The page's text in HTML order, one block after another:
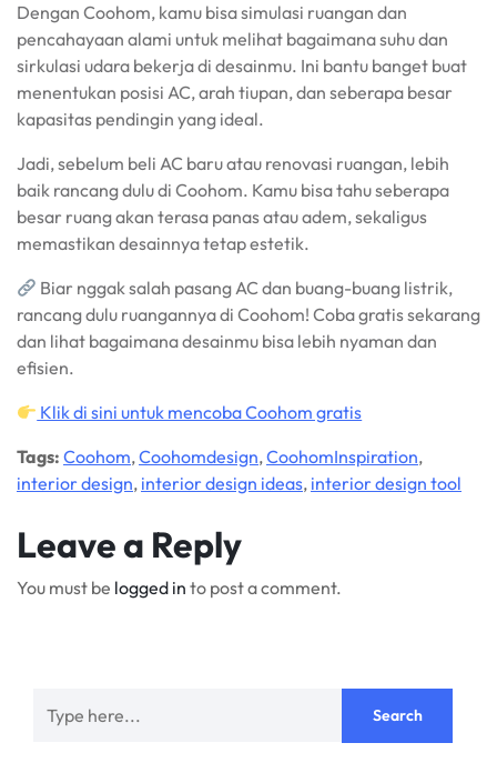
Dengan Coohom, kamu bisa simulasi ruangan dan
pencahayaan alami untuk melihat bagaimana suhu dan
sirkulasi udara bekerja di desainmu. Ini bantu banget buat
menentukan posisi AC, arah tiupan, dan seberapa besar
kapasitas pendingin yang ideal.
Jadi, sebelum beli AC baru atau renovasi ruangan, lebih
baik rancang dulu di Coohom. Kamu bisa tahu seberapa
besar ruang akan terasa panas atau adem, sekaligus
memastikan desainnya tetap estetik.
Biar nggak salah pasang AC dan buang-buang listrik,
rancang dulu ruangannya di Coohom! Coba gratis sekarang
dan lihat bagaimana desainmu bisa lebih nyaman dan
efisien.
Klik di sini untuk mencoba Coohom gratis
Tags: Coohom,Coohomdesign,CoohomInspiration,
interior design, interior design ideas, interior design tool
Leave a Reply
You must be logged in to post a comment.